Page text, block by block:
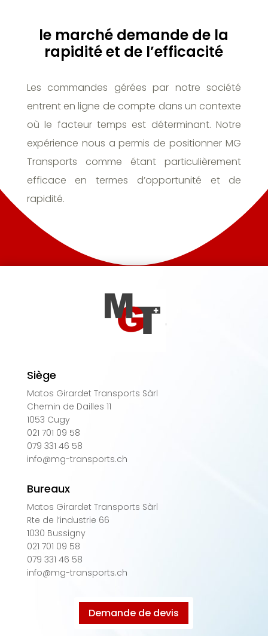
le marché demande de la
rapidité et de l’efficacité
Les commandes gérées par notre société
entrent en ligne de compte dans un contexte
où le facteur temps est déterminant. Notre
expérience nous a permis de positionner MG
Transports comme étant particulièrement
efficace en termes d’opportunité et de
rapidité.
Siège
Matos Girardet Transports Sàrl
Chemin de Dailles 11
1053 Cugy
021 701 09 58
079 331 46 58
info@mg-transports.ch
Bureaux
Matos Girardet Transports Sàrl
Rte de l’industrie 66
1030 Bussigny
021 701 09 58
079 331 46 58
info@mg-transports.ch
Demande de devis